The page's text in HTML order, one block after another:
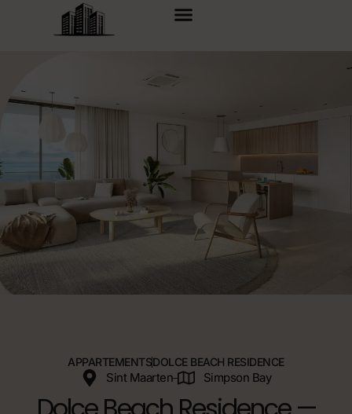
Sint Maarten Simpson Bay
APPARTEMENTSDOLCE BEACH RESIDENCE